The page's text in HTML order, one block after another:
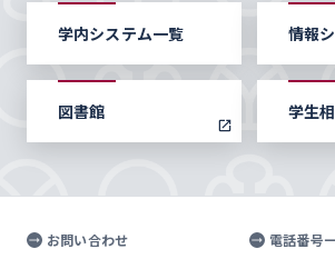
学内システム一覧 情報
図書館 学生
お問い合わせ 電話番号